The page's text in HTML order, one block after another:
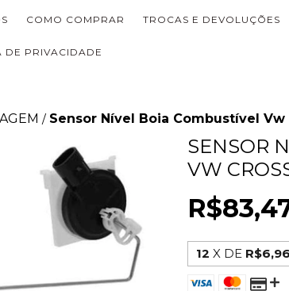
COMO COMPRAR TROCAS E DEVOLUÇÕES
DE PRIVACIDADE
/ Sensor Nível Boia Combustível
SENSOR
VW
12 X DE R$6,96